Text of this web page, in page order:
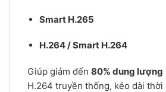
Smart H.265
H.264 / Smart H.264
Giúp giảm đến 80% dung lượng
H.264 truyền thống, kéo dài thời